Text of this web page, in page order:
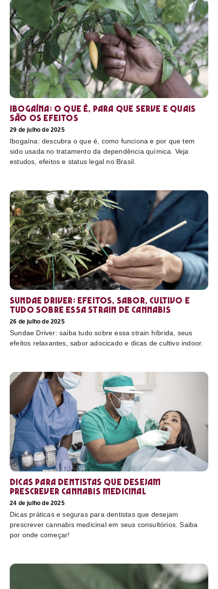
Ibogaína: o que é, para que serve e quais
são os efeitos
29 de julho de 2025
Ibogaína: descubra o que é, como funciona e por que tem
sido usada no tratamento da dependência química. Veja
estudos, efeitos e status legal no Brasil.
Sundae Driver: efeitos, sabor, cultivo e
tudo sobre essa strain de cannabis
26 de julho de 2025
Sundae Driver: saiba tudo sobre essa strain híbrida, seus
efeitos relaxantes, sabor adocicado e dicas de cultivo indoor.
Dicas para dentistas que desejam
prescrever cannabis medicinal
24 de julho de 2025
Dicas práticas e seguras para dentistas que desejam
prescrever cannabis medicinal em seus consultórios. Saiba
por onde começar!